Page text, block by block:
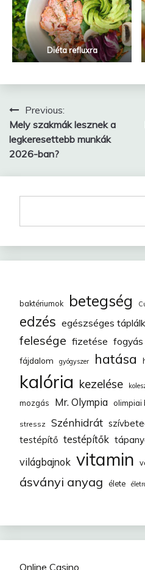
Diéta refluxra
Bejegyzés
navigáció
Previous:
Mely szakmák lesznek a
legkeresettebb munkák
2026-ban?
baktériumok betegség
edzés egészséges
felesége fizetése fogyás
fájdalom gyógyszer hatása
kalória kezelése
mozgás Mr. Olympia olimpiai
stressz Szénhidrát
testépítő testépítők
világbajnok vitamin
ásványi anyag élete
Online Casino